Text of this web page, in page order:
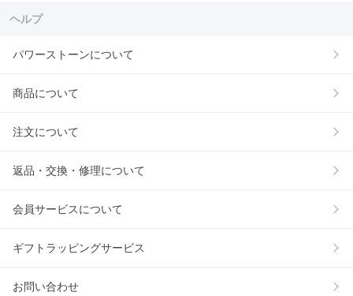
ヘルプ
パワーストーンについて
商品について
注文について
返品・交換・修理について
会員サービスについて
ギフトラッピングサービス
お問い合わせ